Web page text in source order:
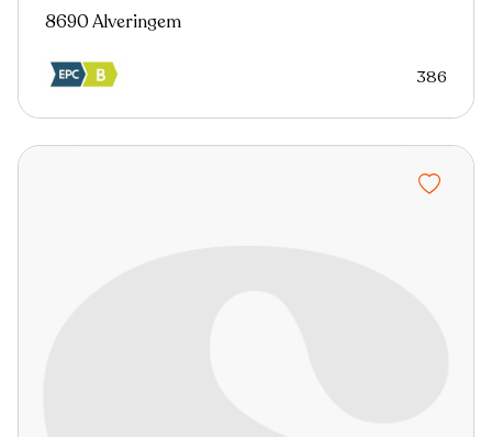
8690 Alveringem
386